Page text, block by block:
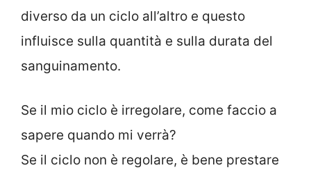
diverso da un ciclo all’altro e questo
influisce sulla quantità e sulla durata del
sanguinamento.
Se il mio ciclo è irregolare, come faccio a
sapere quando mi verrà?
Se il ciclo non è regolare, è bene prestare